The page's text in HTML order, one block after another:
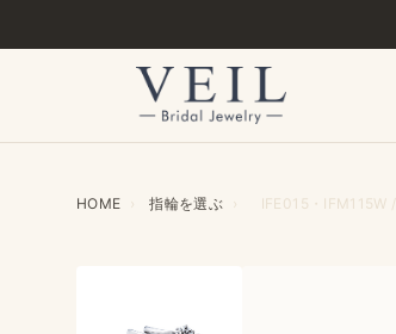
HOME › 指輪を​選ぶ › IFE015・IFM115W